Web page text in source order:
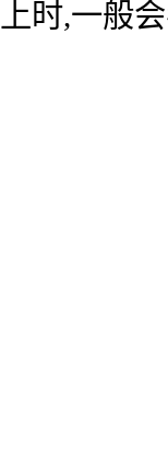
上时,一般